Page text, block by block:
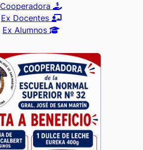
Cooperadora
Ex Docentes
Ex Alumnos